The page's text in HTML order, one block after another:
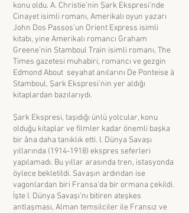
konu oldu. A. Christie’nin Şark Ekspresi’nde
Cinayet isimli romanı, Amerikalı oyun yazarı
John Dos Passos’un Orient Express isimli
kitabı, yine Amerikalı romancı Graham
Greene’nin Stamboul Train isimli romanı, The
Times gazetesi muhabiri, romancı ve gezgin
Edmond About seyahat anılarını De Ponteise à
Stamboul, Şark Ekspresi’nin yer aldığı
kitaplardan bazılarıydı.
Şark Ekspresi, taşıdığı ünlü yolcular, konu
olduğu kitaplar ve filmler kadar önemli başka
bir âna daha tanıklık etti. I. Dünya Savaşı
yıllarında (1914-1918) ekspres seferleri
yapılamadı. Bu yıllar arasında tren, istasyonda
öylece bekletildi. Savaşın ardından ise
vagonlardan biri Fransa’da bir ormana çekildi.
İşte I. Dünya Savaşı’nı bitiren ateşkes
antlaşması, Alman temsilciler ile Fransız ve